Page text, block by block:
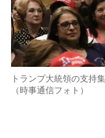
トランプ大統領の支持
（時事通信フォト）